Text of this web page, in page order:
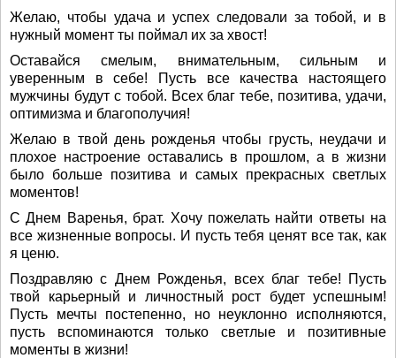
Желаю, чтобы удача и успех следовали за тобой, и в
нужный момент ты поймал их за хвост!
Оставайся смелым, внимательным, сильным и
уверенным в себе! Пусть все качества настоящего
мужчины будут с тобой. Всех благ тебе, позитива, удачи,
оптимизма и благополучия!
Желаю в твой день рожденья чтобы грусть, неудачи и
плохое настроение оставались в прошлом, а в жизни
было больше позитива и самых прекрасных светлых
моментов!
С Днем Варенья, брат. Хочу пожелать найти ответы на
все жизненные вопросы. И пусть тебя ценят все так, как
я ценю.
Поздравляю с Днем Рожденья, всех благ тебе! Пусть
твой карьерный и личностный рост будет успешным!
Пусть мечты постепенно, но неуклонно исполняются,
пусть вспоминаются только светлые и позитивные
моменты в жизни!